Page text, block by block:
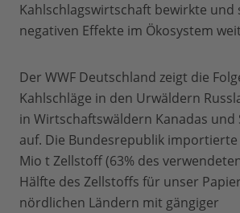
Kahlschlagswirtschaft bewirkte und
negativen Effekte im Ökosystem
Der WWF Deutschland zeigt die
Kahlschläge in den Urwäldern
in Wirtschaftswäldern Kanadas und
auf. Die Bundesrepublik importierte
Mio t Zellstoff (63% des
Hälfte des Zellstoffs für unser
nördlichen Ländern mit gängiger